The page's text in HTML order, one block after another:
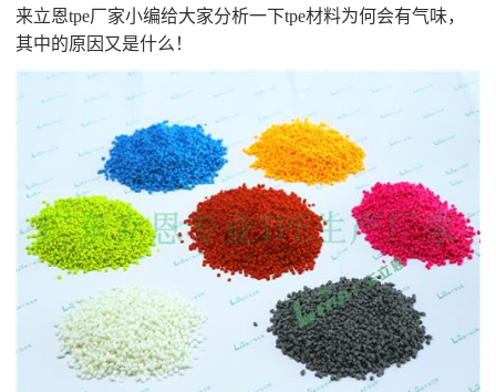
来立恩tpe厂家小编给大家分析一下tpe材料为何会有气味，
其中的原因又是什么！